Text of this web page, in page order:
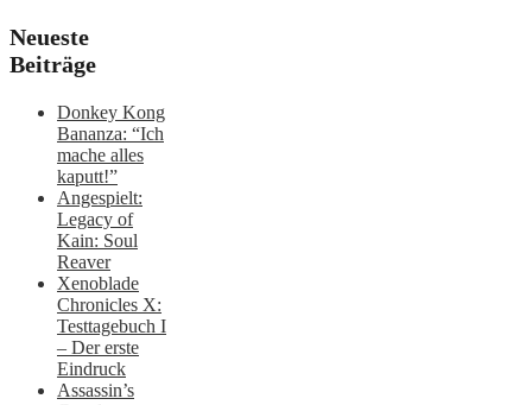
Neueste
Beiträge
Donkey Kong
Bananza: “Ich
mache alles
kaputt!”
Angespielt:
Legacy of
Kain: Soul
Reaver
Xenoblade
Chronicles X:
Testtagebuch I
– Der erste
Eindruck
Assassin’s